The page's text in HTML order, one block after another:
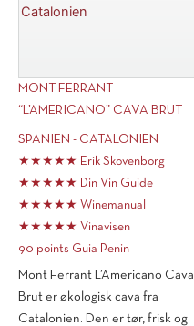
MONT FERRANT
“L’AMERICANO” CAVA BRUT
SPANIEN - CATALONIEN
★★★★★ Erik Skovenborg
★★★★★ Din Vin Guide
★★★★★ Winemanual
★★★★★ Vinavisen
90 points Guia Penin
Mont Ferrant L’Americano Cava
Brut er økologisk cava fra
Catalonien. Den er tør, frisk og